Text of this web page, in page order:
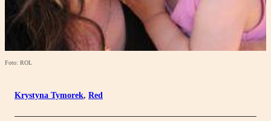
Foto: ROL
Krystyna Tymorek, Red